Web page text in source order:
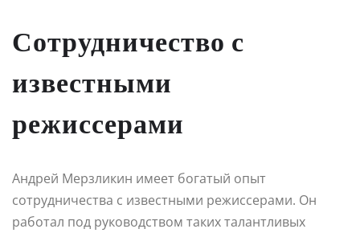
Сотрудничество с
известными
режиссерами
Андрей Мерзликин имеет богатый опыт
сотрудничества с известными режиссерами. Он
работал под руководством таких талантливых